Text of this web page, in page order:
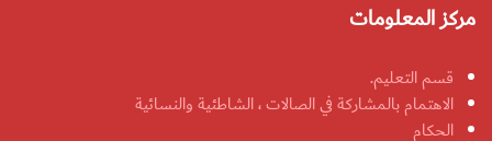
مركز المعلومات
قسم التعليم.
الاهتمام بالمشاركة في الصالات ، الشاطئية والنسائية
الحكام